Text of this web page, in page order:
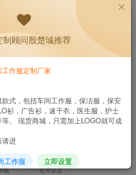
积分
0
级 官方认证
制顾问殷楚珹推荐
作服定制厂家
式，包括车间工作服，保洁服，保安
衫，广告衫，速干衣，医生服，护士
。 现货商城，只需加上LOGO就可成
请进
工作服 立即设置